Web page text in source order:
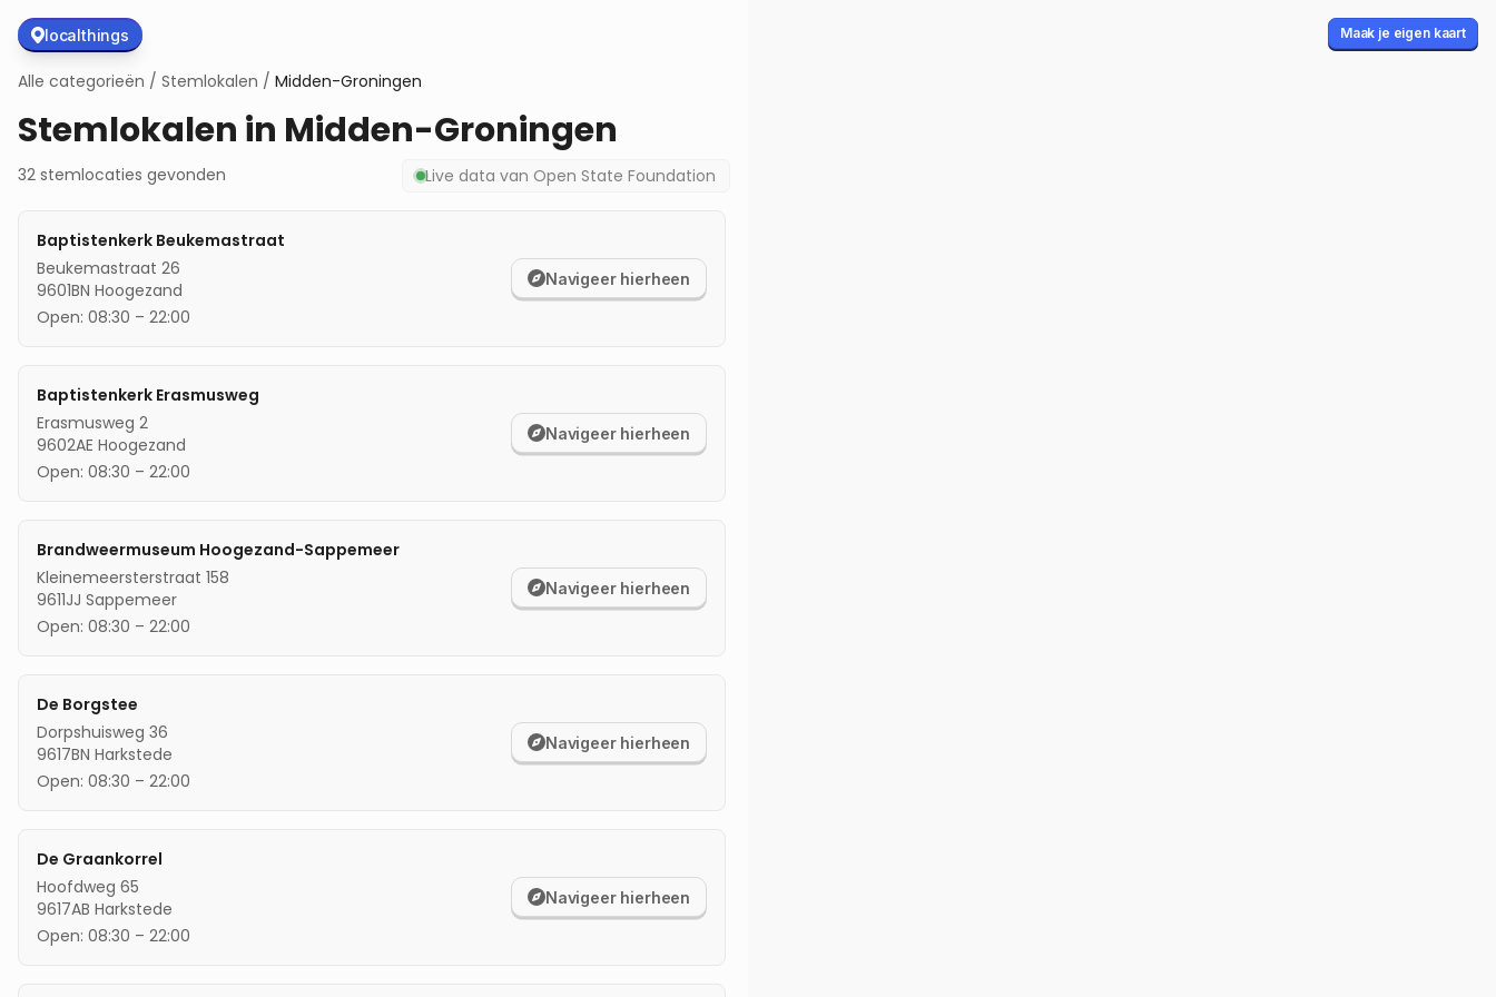
localthings
Alle categorieën / Stemlokalen / Midden-Groningen
Stemlokalen in Midden-Groningen
32 stemlocaties gevonden Live data van Open State Foundation
Baptistenkerk Beukemastraat
Beukemastraat 26
9601BN Hoogezand
Open: 08:30 – 22:00
Navigeer hierheen
Baptistenkerk Erasmusweg
Erasmusweg 2
9602AE Hoogezand
Open: 08:30 – 22:00
Navigeer hierheen
Brandweermuseum Hoogezand-Sappemeer
Kleinemeersterstraat 158
9611JJ Sappemeer
Open: 08:30 – 22:00
Navigeer hierheen
De Borgstee
Dorpshuisweg 36
9617BN Harkstede
Open: 08:30 – 22:00
Navigeer hierheen
De Graankorrel
Hoofdweg 65
9617AB Harkstede
Open: 08:30 – 22:00
Navigeer hierheen
Maak je eigen kaart